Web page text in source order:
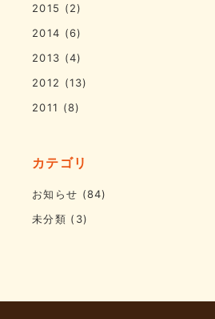
2015 (2)
2014 (6)
2013 (4)
2012 (13)
2011 (8)
カテゴリ
お知らせ (84)
未分類 (3)